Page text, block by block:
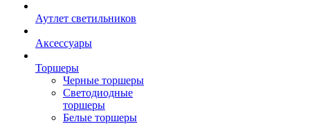
Аутлет светильников
Аксессуары
Торшеры
Черные торшеры
Светодиодные
торшеры
Белые торшеры